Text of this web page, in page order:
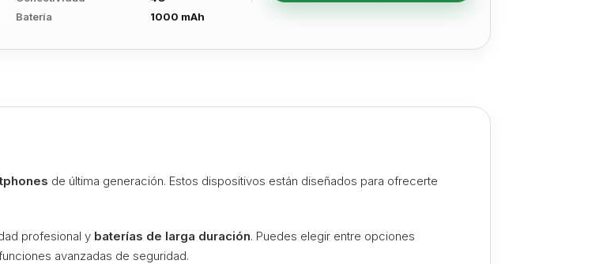
Batería
1000 mAh
de última generación. Estos dispositivos están diseñados para ofrecerte
profesional y baterías de larga duración. Puedes elegir entre opciones
avanzadas de seguridad.